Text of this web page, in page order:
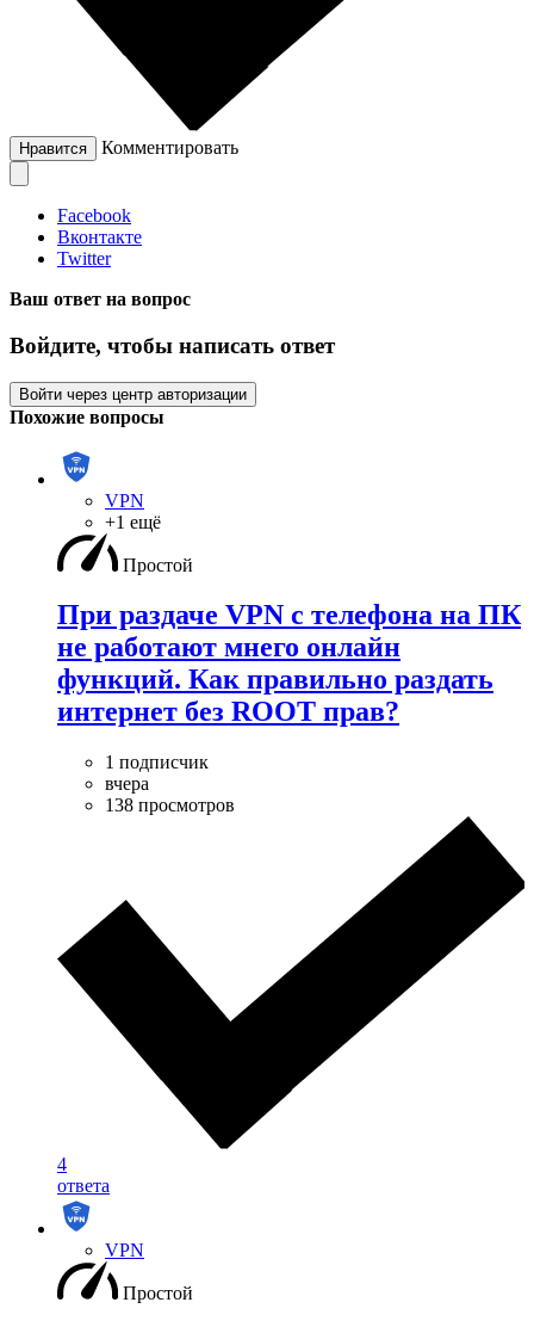
Нравится Комментировать
Facebook
Вконтакте
Twitter
Ваш ответ на вопрос
Войдите, чтобы написать ответ
Войти через центр авторизации
Похожие вопросы
VPN
+1 ещё
Простой
При раздаче VPN с телефона на ПК
не работают мнего онлайн
функций. Как правильно раздать
интернет без ROOT прав?
1 подписчик
вчера
138 просмотров
4
ответа
VPN
Простой